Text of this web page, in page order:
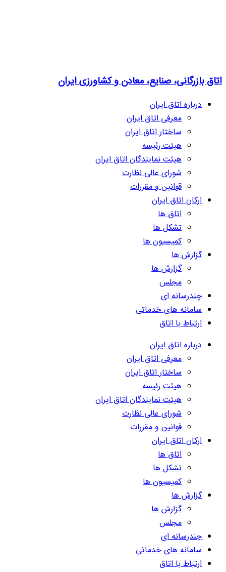
اتاق بازرگانی، صنایع، معادن و کشاورزی ایران
درباره اتاق ایران
معرفی اتاق ایران
ساختار اتاق ایران
هیئت رئیسه
هیئت نمایندگان اتاق ایران
شورای عالی نظارت
قوانین و مقررات
ارکان اتاق ایران
اتاق ها
تشکل ها
کمیسیون ها
گزارش ها
گزارش ها
مجلس
چندرسانه ای
سامانه های خدماتی
ارتباط با اتاق
درباره اتاق ایران
معرفی اتاق ایران
ساختار اتاق ایران
هیئت رئیسه
هیئت نمایندگان اتاق ایران
شورای عالی نظارت
قوانین و مقررات
ارکان اتاق ایران
اتاق ها
تشکل ها
کمیسیون ها
گزارش ها
گزارش ها
مجلس
چندرسانه ای
سامانه های خدماتی
ارتباط با اتاق